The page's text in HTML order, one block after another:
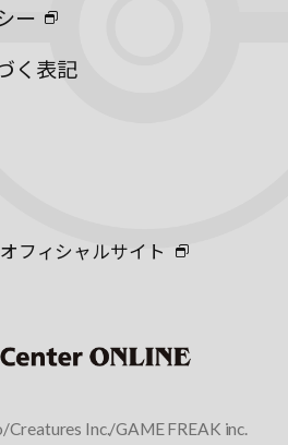
ー
く表記
フィシャルサイト
Inc./GAME FREAK inc.